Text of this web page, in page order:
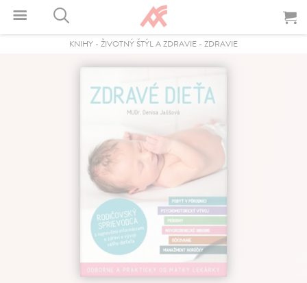
KNIHY - ŽIVOTNÝ ŠTÝL A ZDRAVIE - ZDRAVIE